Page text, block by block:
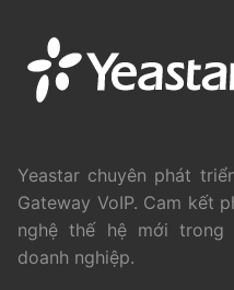
Yeastar chuyên phát
Gateway VoIP. Cam kết
nghệ thế hệ mới
doanh nghiệp.